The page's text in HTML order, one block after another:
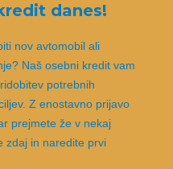
danes!
nov avtomobil ali
Naš osebni kredit vam
potrebnih
Z enostavno prijavo
prejmete že v nekaj
zdaj in naredite prvi